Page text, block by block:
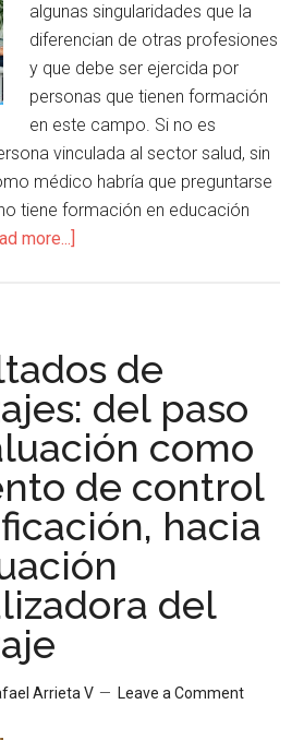
algunas singularidades que la
diferencian de otras profesiones
y que debe ser ejercida por
personas que tienen formación
en este campo. Si no es
vinculada al sector salud, sin
médico habría que preguntarse
tiene formación en educación
more...]
de
del paso
como
de control
hacia
del
Arrieta V Leave a Comment